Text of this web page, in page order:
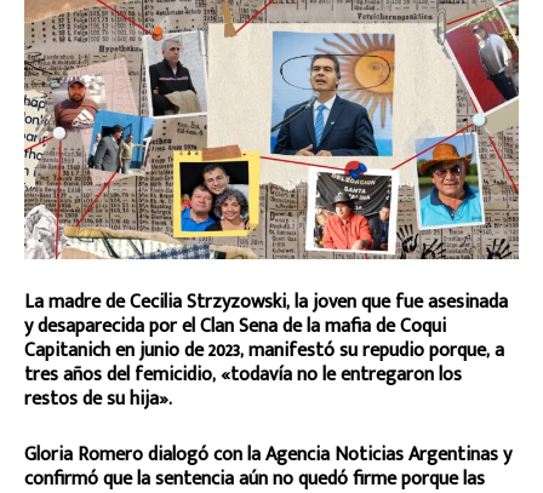
La madre de Cecilia Strzyzowski, la joven que fue asesinada
y desaparecida por el Clan Sena de la mafia de Coqui
Capitanich en junio de 2023, manifestó su repudio porque, a
tres años del femicidio, «todavía no le entregaron los
restos de su hija».
Gloria Romero dialogó con la Agencia Noticias Argentinas y
confirmó que la sentencia aún no quedó firme porque las